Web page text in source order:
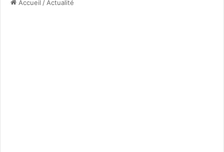
Accueil / Actualité